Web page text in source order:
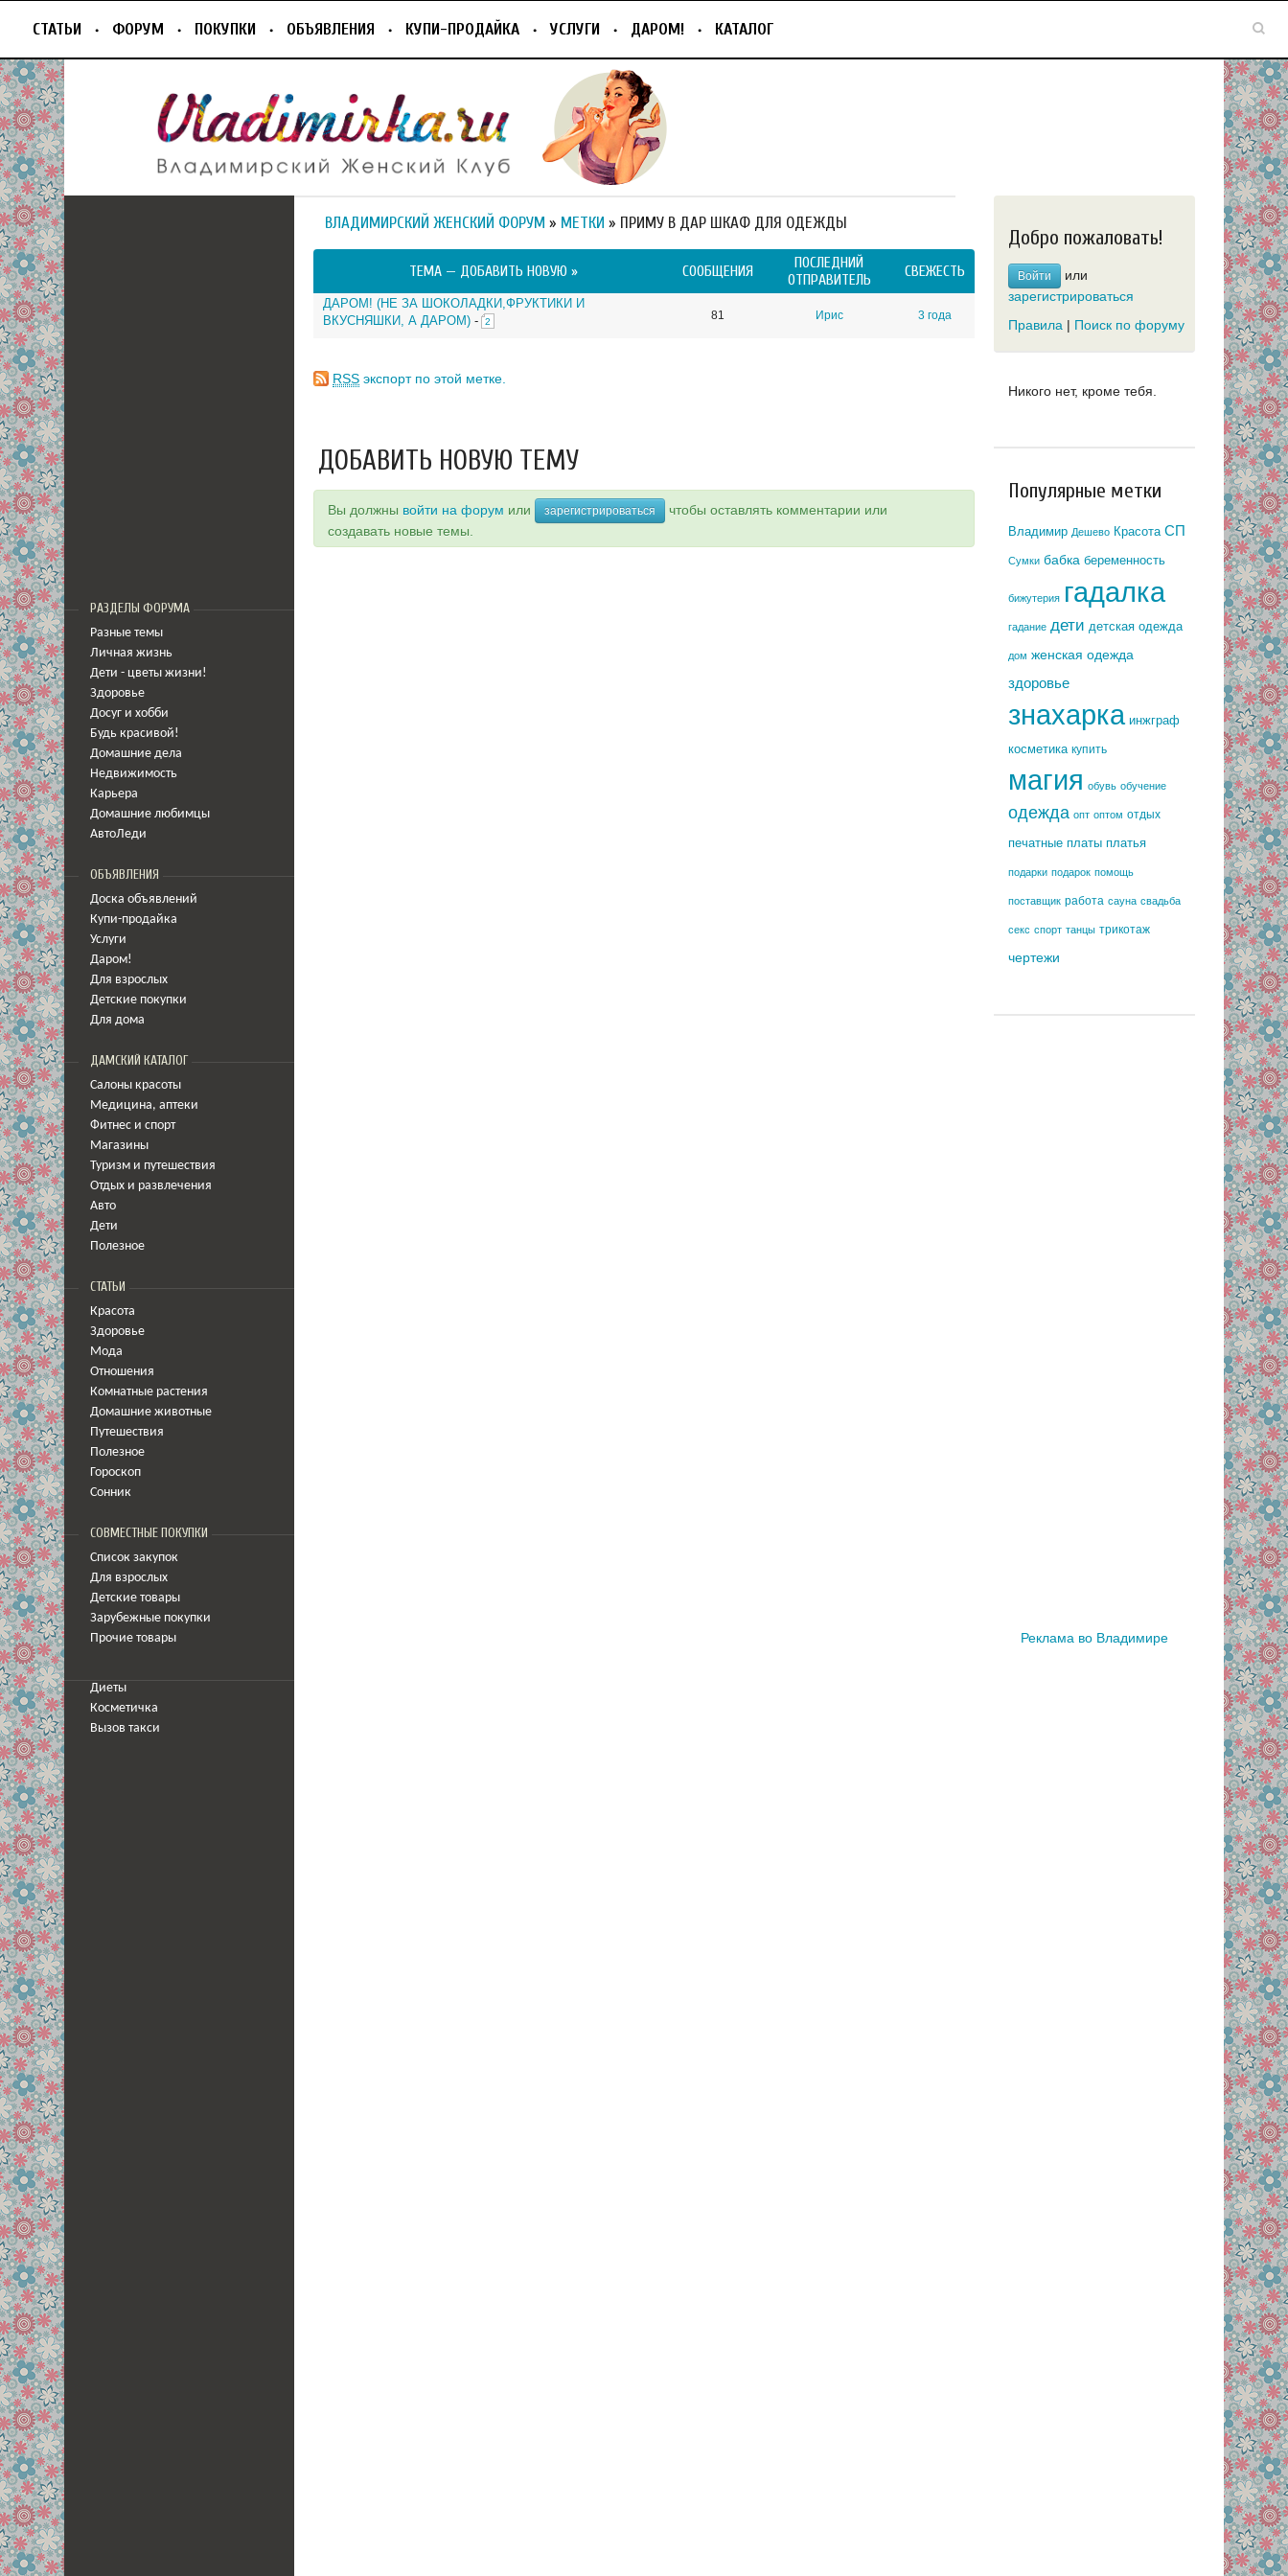
СТАТЬИ ФОРУМ ПОКУПКИ ОБЪЯВЛЕНИЯ КУПИ-ПРОДАЙКА УСЛУГИ ДАРОМ! КАТАЛОГ
РАЗДЕЛЫ ФОРУМА
Разные темы
Личная жизнь
Дети - цветы жизни!
Здоровье
Досуг и хобби
Будь красивой!
Домашние дела
Недвижимость
Карьера
Домашние любимцы
АвтоЛеди
ОБЪЯВЛЕНИЯ
Доска объявлений
Купи-продайка
Услуги
Даром!
Для взрослых
Детские покупки
Для дома
ДАМСКИЙ КАТАЛОГ
Салоны красоты
Медицина, аптеки
Фитнес и спорт
Магазины
Туризм и путешествия
Отдых и развлечения
Авто
Дети
Полезное
СТАТЬИ
Красота
Здоровье
Мода
Отношения
Комнатные растения
Домашние животные
Путешествия
Полезное
Гороскоп
Сонник
СОВМЕСТНЫЕ ПОКУПКИ
Список закупок
Для взрослых
Детские товары
Зарубежные покупки
Прочие товары
Диеты
Косметичка
Вызов такси
ВЛАДИМИРСКИЙ ЖЕНСКИЙ ФОРУМ » МЕТКИ » ПРИМУ В ДАР ШКАФ ДЛЯ ОДЕЖДЫ
ТЕМА — ДОБАВИТЬ НОВУЮ » СООБЩЕНИЯ
ПОСЛЕДНИЙ
ОТПРАВИТЕЛЬ
СВЕЖЕСТЬ
ДАРОМ! (НЕ ЗА ШОКОЛАДКИ,ФРУКТИКИ И
ВКУСНЯШКИ, А ДАРОМ) - 2
81 Ирис 3 года
RSS экспорт по этой метке.
ДОБАВИТЬ НОВУЮ ТЕМУ
Вы должны войти на форум или зарегистрироваться
чтобы оставлять комментарии или
создавать новые темы.
Добро пожаловать!
Войти
или
зарегистрироваться
Правила | Поиск по форуму
Никого нет, кроме тебя.
Популярные метки
Владимир Дешево Красота СП
Сумки бабка беременность
бижутерия гадалка
гадание дети детская одежда
дом женская одежда
здоровье
знахарка инжграф
косметика купить
магия обувь обучение
одежда опт оптом отдых
печатные платы платья
подарки подарок помощь
поставщик работа сауна свадьба
секс спорт танцы трикотаж
чертежи
Реклама во Владимире